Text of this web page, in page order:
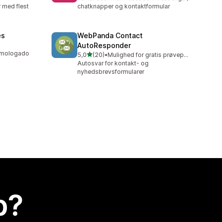
med flest
chatknapper og kontaktformular
WebPanda Contact
AutoResponder
5,0ud af 5 stjerner
(20)
20 anmeldelser i alt
•
Mulighed for gratis prøveperiode
Autosvar for kontakt- og
nyhedsbrevsformularer